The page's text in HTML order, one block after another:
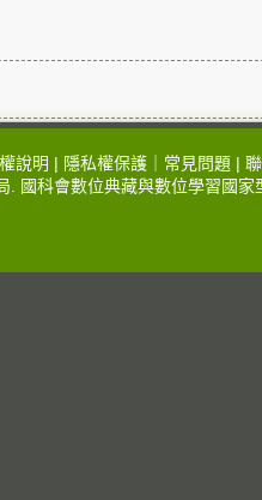
說明 | 隱私權保護 常見問題 |
國科會數位典藏與數位學習國家